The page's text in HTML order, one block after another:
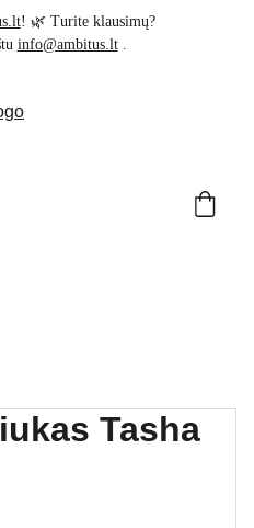
! 🌿 Turite klausimų?
info@ambitus.lt .